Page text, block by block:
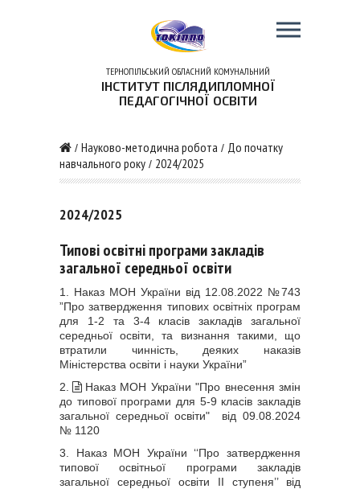
ТЕРНОПІЛЬСЬКИЙ ОБЛАСНИЙ КОМУНАЛЬНИЙ
ІНСТИТУТ ПІСЛЯДИПЛОМНОЇ
ПЕДАГОГІЧНОЇ ОСВІТИ
/ Науково-методична робота / До початку
навчального року / 2024/2025
2024/2025
Типові освітні програми закладів
загальної середньої освіти
1. Наказ МОН України від 12.08.2022 №743
”Про затвердження типових освітніх програм
для 1-2 та 3-4 класів закладів загальної
середньої освіти, та визнання такими, що
втратили чинність, деяких наказів
Міністерства освіти і науки України”
2.
Наказ МОН України "Про внесення змін
до типової програми для 5-9 класів закладів
загальної середньої освіти" від 09.08.2024
№ 1120
3. Наказ МОН України ‘‘Про затвердження
типової освітньої програми закладів
загальної середньої освіти ІІ ступеня’’ від